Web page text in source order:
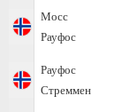
Мосс
Рауфос
Рауфос
Стреммен